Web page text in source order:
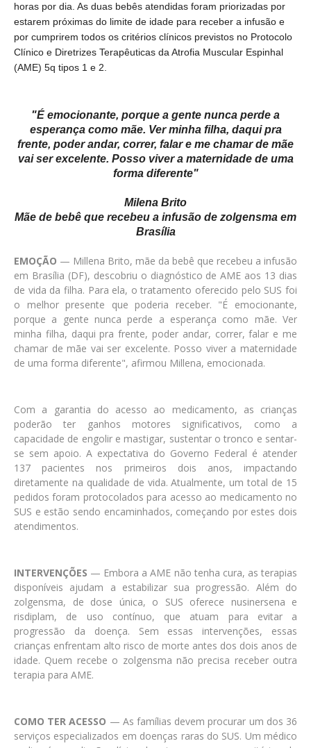
horas por dia. As duas bebês atendidas foram priorizadas por
estarem próximas do limite de idade para receber a infusão e
por cumprirem todos os critérios clínicos previstos no Protocolo
Clínico e Diretrizes Terapêuticas da Atrofia Muscular Espinhal
(AME) 5q tipos 1 e 2.
"É emocionante, porque a gente nunca perde a
esperança como mãe. Ver minha filha, daqui pra
frente, poder andar, correr, falar e me chamar de mãe
vai ser excelente. Posso viver a maternidade de uma
forma diferente"
Milena Brito
Mãe de bebê que recebeu a infusão de zolgensma em
Brasília
EMOÇÃO — Millena Brito, mãe da bebê que recebeu a infusão
em Brasília (DF), descobriu o diagnóstico de AME aos 13 dias
de vida da filha. Para ela, o tratamento oferecido pelo SUS foi
o melhor presente que poderia receber. "É emocionante,
porque a gente nunca perde a esperança como mãe. Ver
minha filha, daqui pra frente, poder andar, correr, falar e me
chamar de mãe vai ser excelente. Posso viver a maternidade
de uma forma diferente", afirmou Millena, emocionada.
Com a garantia do acesso ao medicamento, as crianças
poderão ter ganhos motores significativos, como a
capacidade de engolir e mastigar, sustentar o tronco e sentar-
se sem apoio. A expectativa do Governo Federal é atender
137 pacientes nos primeiros dois anos, impactando
diretamente na qualidade de vida. Atualmente, um total de 15
pedidos foram protocolados para acesso ao medicamento no
SUS e estão sendo encaminhados, começando por estes dois
atendimentos.
INTERVENÇÕES — Embora a AME não tenha cura, as terapias
disponíveis ajudam a estabilizar sua progressão. Além do
zolgensma, de dose única, o SUS oferece nusinersena e
risdiplam, de uso contínuo, que atuam para evitar a
progressão da doença. Sem essas intervenções, essas
crianças enfrentam alto risco de morte antes dos dois anos de
idade. Quem recebe o zolgensma não precisa receber outra
terapia para AME.
COMO TER ACESSO — As famílias devem procurar um dos 36
serviços especializados em doenças raras do SUS. Um médico